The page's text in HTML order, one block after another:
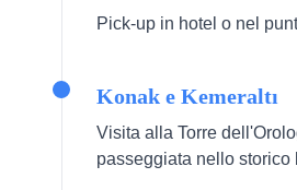
Pick-up in hotel o nel
Konak e Kemeraltı
Visita alla Torre
passeggiata nello storico